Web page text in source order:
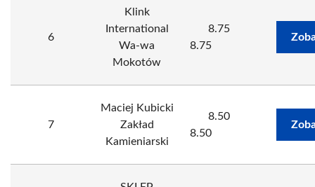
6
Klink
International
Wa-wa
Mokotów
8.75
8.75
7
Maciej Kubicki
Zakład
Kamieniarski
8.50
8.50